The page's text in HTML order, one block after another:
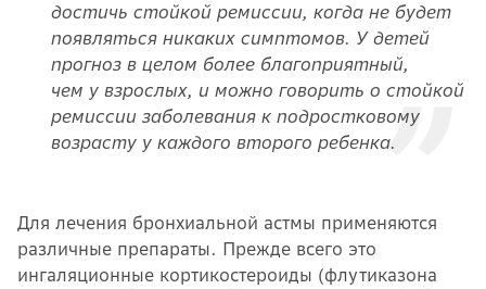
достичь стойкой ремиссии, когда не будет
появляться никаких симптомов. У детей
прогноз в целом более благоприятный,
чем у взрослых, и можно говорить о стойкой
ремиссии заболевания к подростковому
возрасту у каждого второго ребенка.
Для лечения бронхиальной астмы применяются
различные препараты. Прежде всего это
ингаляционные кортикостероиды (флутиказона